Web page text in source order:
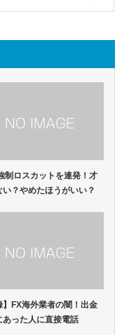
制ロスカットを連発！才
い？やめたほうがいい？
】FX海外業者の闇！出金
あった人に直接電話